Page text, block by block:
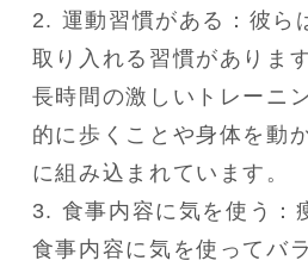
2. 運動習慣がある：彼ら
取り入れる習慣があります
長時間の激しいトレーニ
的に歩くことや身体を動
に組み込まれています。
3. 食事内容に気を使う：
食事内容に気を使ってバ